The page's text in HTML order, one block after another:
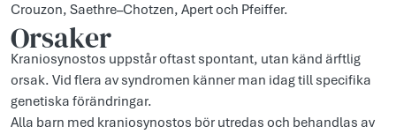
Crouzon, Saethre–Chotzen, Apert och Pfeiffer.
Orsaker
Kraniosynostos uppstår oftast spontant, utan känd ärftlig
orsak. Vid flera av syndromen känner man idag till specifika
genetiska förändringar.
Alla barn med kraniosynostos bör utredas och behandlas av